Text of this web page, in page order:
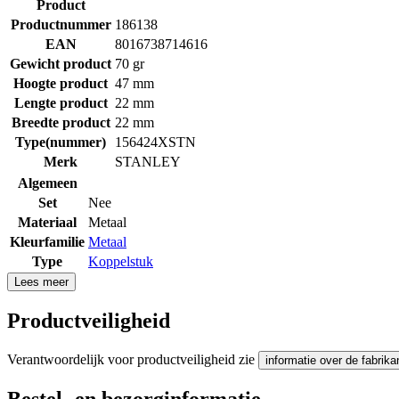
Product
Productnummer 186138
EAN
8016738714616
Gewicht product 70 gr
Hoogte product 47 mm
Lengte product 22 mm
Breedte product 22 mm
Type(nummer)
156424XSTN
Merk
STANLEY
Algemeen
Set
Nee
Materiaal
Metaal
Kleurfamilie Metaal
Type
Koppelstuk
Lees meer
Productveiligheid
Verantwoordelijk voor productveiligheid zie informatie over de